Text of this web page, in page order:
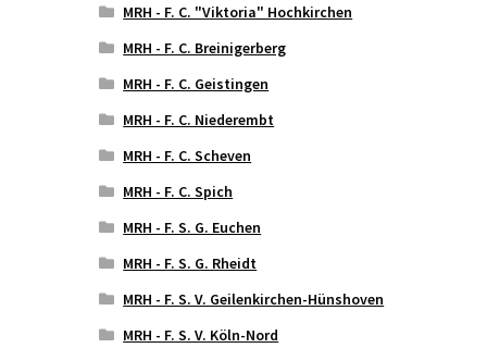
MRH - F. C. "Viktoria" Hochkirchen
MRH - F. C. Breinigerberg
MRH - F. C. Geistingen
MRH - F. C. Niederembt
MRH - F. C. Scheven
MRH - F. C. Spich
MRH - F. S. G. Euchen
MRH - F. S. G. Rheidt
MRH - F. S. V. Geilenkirchen-Hünshoven
MRH - F. S. V. Köln-Nord